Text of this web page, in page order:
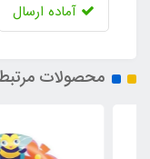
آماده ارسال
محصولات